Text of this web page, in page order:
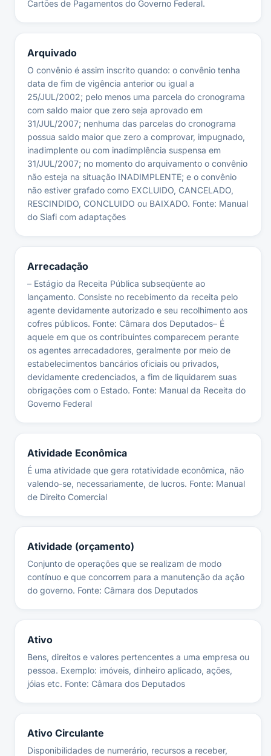
Cartões de Pagamentos do Governo Federal.
Arquivado
O convênio é assim inscrito quando: o convênio tenha
data de fim de vigência anterior ou igual a
25/JUL/2002; pelo menos uma parcela do cronograma
com saldo maior que zero seja aprovado em
31/JUL/2007; nenhuma das parcelas do cronograma
possua saldo maior que zero a comprovar, impugnado,
inadimplente ou com inadimplência suspensa em
31/JUL/2007; no momento do arquivamento o convênio
não esteja na situação INADIMPLENTE; e o convênio
não estiver grafado como EXCLUIDO, CANCELADO,
RESCINDIDO, CONCLUIDO ou BAIXADO. Fonte: Manual
do Siafi com adaptações
Arrecadação
– Estágio da Receita Pública subseqüente ao
lançamento. Consiste no recebimento da receita pelo
agente devidamente autorizado e seu recolhimento aos
cofres públicos. Fonte: Câmara dos Deputados– É
aquele em que os contribuintes comparecem perante
os agentes arrecadadores, geralmente por meio de
estabelecimentos bancários oficiais ou privados,
devidamente credenciados, a fim de liquidarem suas
obrigações com o Estado. Fonte: Manual da Receita do
Governo Federal
Atividade Econômica
É uma atividade que gera rotatividade econômica, não
valendo-se, necessariamente, de lucros. Fonte: Manual
de Direito Comercial
Atividade (orçamento)
Conjunto de operações que se realizam de modo
contínuo e que concorrem para a manutenção da ação
do governo. Fonte: Câmara dos Deputados
Ativo
Bens, direitos e valores pertencentes a uma empresa ou
pessoa. Exemplo: imóveis, dinheiro aplicado, ações,
jóias etc. Fonte: Câmara dos Deputados
Ativo Circulante
Disponibilidades de numerário, recursos a receber,